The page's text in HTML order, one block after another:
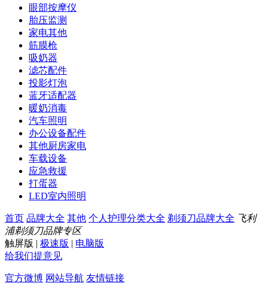
眼部按摩仪
胎压监测
家电其他
筋膜枪
吸奶器
滤芯配件
投影灯泡
蓝牙适配器
暖奶消毒
汽车照明
办公设备配件
其他厨房家电
车载设备
应急救援
打蛋器
LED室内照明
首页 品牌大全 其他 个人护理分类大全 剃须刀品牌大全 飞利
浦剃须刀品牌专区
触屏版 | 极速版 | 电脑版
给我们提意见
官方微博 网站导航 友情链接